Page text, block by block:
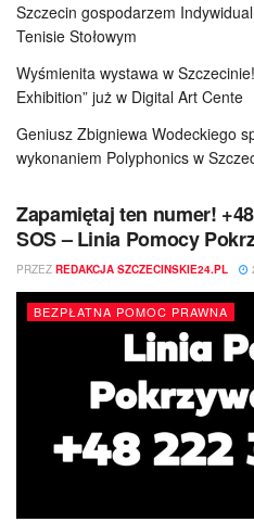
Szczecin gospodarzem
Tenisie Stołowym
Wyśmienita wystawa w
Exhibition” już w Digital Art Cente
Geniusz Zbigniewa Wodeckiego
wykonaniem Polyphonics w
Zapamiętaj ten numer!
SOS – Linia Pomocy
PRZEZ REDAKCJA SZCZECINSKIE24.PL
BEZPŁATNA POMOC PRAWNA